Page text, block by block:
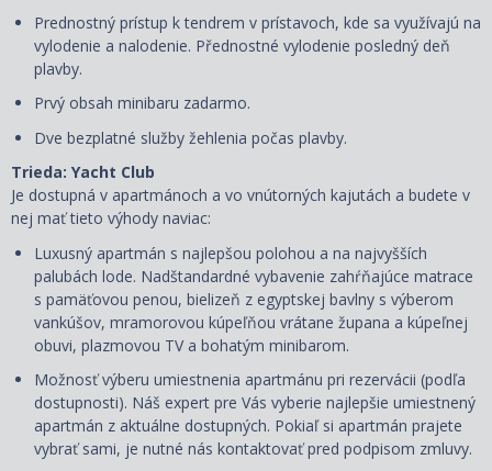
Prednostný prístup k tendrem v prístavoch, kde sa využívajú na
vylodenie a nalodenie. Přednostné vylodenie posledný deň
plavby.
Prvý obsah minibaru zadarmo.
Dve bezplatné služby žehlenia počas plavby.
Trieda: Yacht Club
Je dostupná v apartmánoch a vo vnútorných kajutách a budete v
nej mať tieto výhody naviac:
Luxusný apartmán s najlepšou polohou a na najvyšších
palubách lode. Nadštandardné vybavenie zahŕňajúce matrace
s pamäťovou penou, bielizeň z egyptskej bavlny s výberom
vankúšov, mramorovou kúpeľňou vrátane župana a kúpeľnej
obuvi, plazmovou TV a bohatým minibarom.
Možnosť výberu umiestnenia apartmánu pri rezervácii (podľa
dostupnosti). Náš expert pre Vás vyberie najlepšie umiestnený
apartmán z aktuálne dostupných. Pokiaľ si apartmán prajete
vybrať sami, je nutné nás kontaktovať pred podpisom zmluvy.